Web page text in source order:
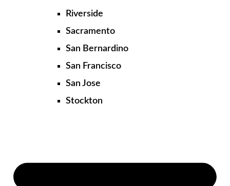
Riverside
Sacramento
San Bernardino
San Francisco
San Jose
Stockton